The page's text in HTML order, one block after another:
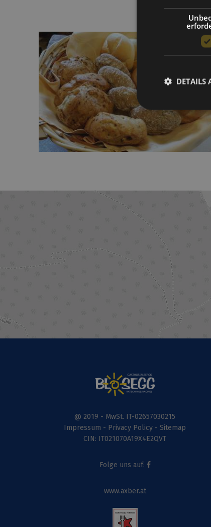
@ 2019 - MwSt. IT-02657030215
Impressum - Privacy Policy -Sitemap
CIN: IT021070A19X4E2QVT
Folge uns auf:
www.axber.at
DETAILS